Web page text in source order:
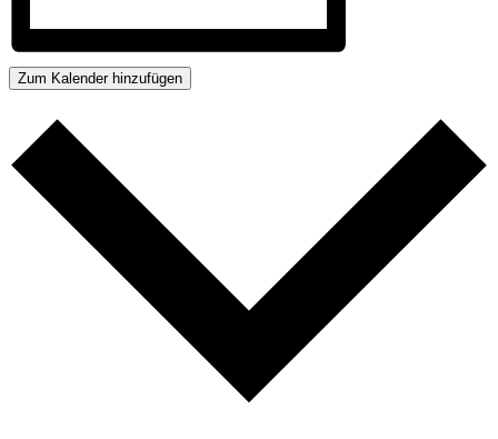
Zum Kalender hinzufügen